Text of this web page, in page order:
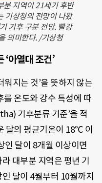
분 지역이 21세기 후반
기상청의 전망이 나왔
기후 구분 전망. 빨강
의미한다. /기상청
아열대 조건’
워지는 것’을 뜻하지 않는
를 온도와 강수 특성에 따
기후분류 기준’을 적
달의 평균기온이 18℃ 이
달이 8개월 이상이면
대부분 지역은 평년 기
달이 4월부터 10월까지